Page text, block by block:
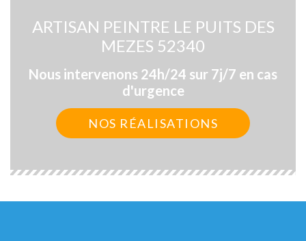
ARTISAN PEINTRE LE PUITS DES
MEZES 52340
Nous intervenons 24h/24 sur 7j/7 en cas
d'urgence
NOS RÉALISATIONS